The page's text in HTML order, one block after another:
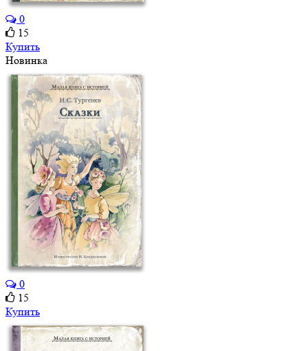
0
15
Купить
Новинка
0
15
Купить